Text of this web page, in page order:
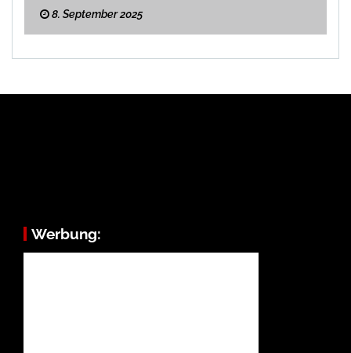
8. September 2025
Werbung: